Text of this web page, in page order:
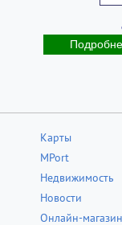
Карты
MPort
Недвижимость
Новости
Онлайн-магазин